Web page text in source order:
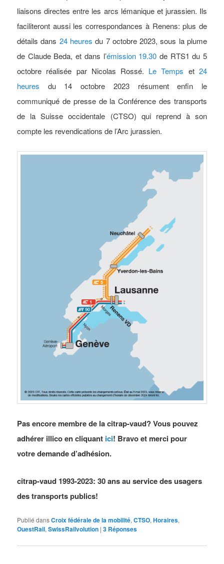
liaisons directes entre les arcs lémanique et jurassien. Ils
faciliteront aussi les correspondances à Renens: plus de
détails dans 24 heures du 7 octobre 2023, sous la plume
de Claude Beda, et dans l’émission 19.30 de RTS1 du 5
octobre réalisée par Nicolas Rossé. Le Temps et 24
heures du 14 octobre 2023 résument enfin le
communiqué de presse de la Conférence des transports
de la Suisse occidentale (CTSO) qui reprend à son
compte les revendications de l’Arc jurassien.
Pas encore membre de la citrap-vaud? Vous pouvez
adhérer illico en cliquant ici! Bravo et merci pour
votre demande d’adhésion.
citrap-vaud 1993-2023: 30 ans au service des usagers
des transports publics!
Publié dansCroix fédérale de la mobilité,CTSO,Horaires,
OuestRail,SwissRailvolution |3 Réponses